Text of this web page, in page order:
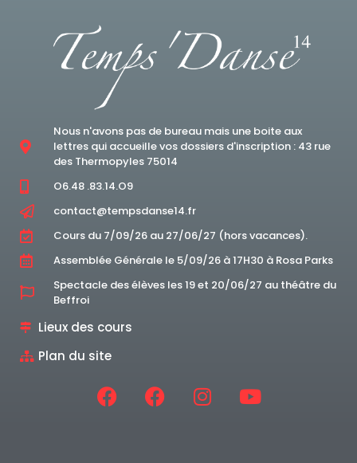
Nous n'avons pas de bureau mais une boite aux
lettres qui accueille vos dossiers d'inscription : 43 rue
des Thermopyles 75014
O6.48 .83.14.O9
contact@tempsdanse14.fr
Cours du 7/09/26 au 27/06/27 (hors vacances).
Assemblée Générale le 5/09/26 à 17H30 à Rosa Parks
Spectacle des élèves les 19 et 20/06/27 au théâtre du
Beffroi
Lieux des cours
Plan du site